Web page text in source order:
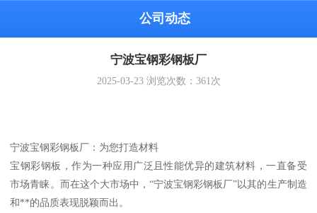
公司动态
宁波宝钢彩钢板厂
2025-03-23浏览次数： 361次
宁波宝钢彩钢板厂：为您打造材料
宝钢彩钢板，作为一种应用广泛且性能优异的建筑材料，一直备受
市场青睐。而在这个大市场中，“宁波宝钢彩钢板厂”以其的生产制造
和**的品质表现脱颖而出。